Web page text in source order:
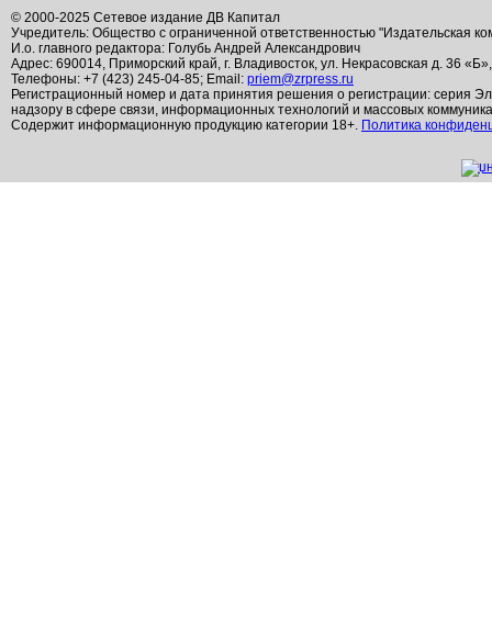
© 2000-2025 Сетевое издание ДВ Капитал
Учредитель: Общество с ограниченной ответственностью "Издательская
И.о. главного редактора: Голубь Андрей Александрович
Адрес: 690014, Приморский край, г. Владивосток, ул. Некрасовская д. 36
Телефоны: +7 (423) 245-04-85; Email: priem@zrpress.ru
Регистрационный номер и дата принятия решения о регистрации: серия
надзору в сфере связи, информационных технологий и массовых
Содержит информационную продукцию категории 18+. Политика